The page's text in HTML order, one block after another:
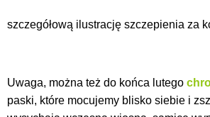
szczegółową ilustrację szczepienia za
Uwaga, można też do końca lutego
paski, które mocujemy blisko siebie i